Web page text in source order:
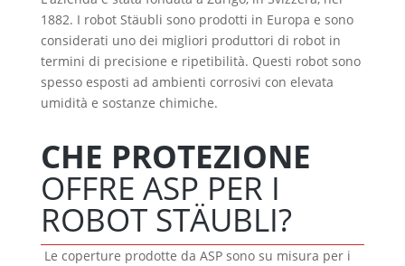
1882. I robot Stäubli sono prodotti in Europa e sono
considerati uno dei migliori produttori di robot in
termini di precisione e ripetibilità. Questi robot sono
spesso esposti ad ambienti corrosivi con elevata
umidità e sostanze chimiche.
CHE PROTEZIONE
OFFRE ASP PER I
ROBOT STÄUBLI?
Le coperture prodotte da ASP sono su misura per i